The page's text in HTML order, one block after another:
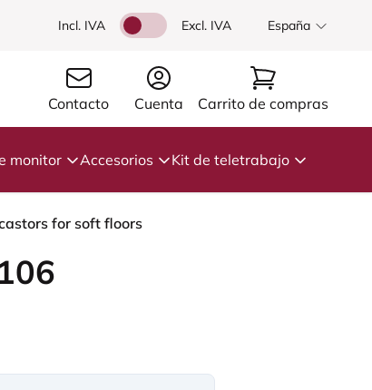
Incl. IVA Excl. IVA España
Contacto Cuenta Carrito de compras
monitor Accesorios Kit de teletrabajo
for soft floors